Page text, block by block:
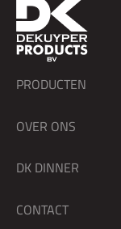
PRODUCTEN
OVER ONS
DK DINNER
CONTACT